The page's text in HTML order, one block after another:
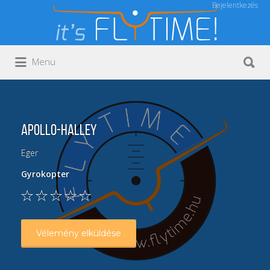
Bejelentkezés
Keresés:
Menu
Apollo-Halley
Eger
Gyrokopter
Vélemény elküldése